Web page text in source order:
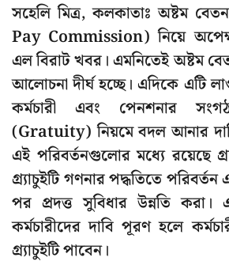
সহেলি মিত্র, কলকাতাঃ অষ্টম
Pay Commission) নিয়ে
এল বিরাট খবর। এমনিতেই অষ্টম
আলোচনা দীর্ঘ হচ্ছে। এদিকে এটি
কর্মচারী এবং পেনশনার
(Gratuity) নিয়মে বদল আনার
এই পরিবর্তনগুলোর মধ্যে রয়েছে
গ্র্যাচুইটি গণনার পদ্ধতিতে পরিবর্তন
পর প্রদত্ত সুবিধার উন্নতি করা।
কর্মচারীদের দাবি পূরণ হলে
গ্র্যাচুইটি পাবেন।